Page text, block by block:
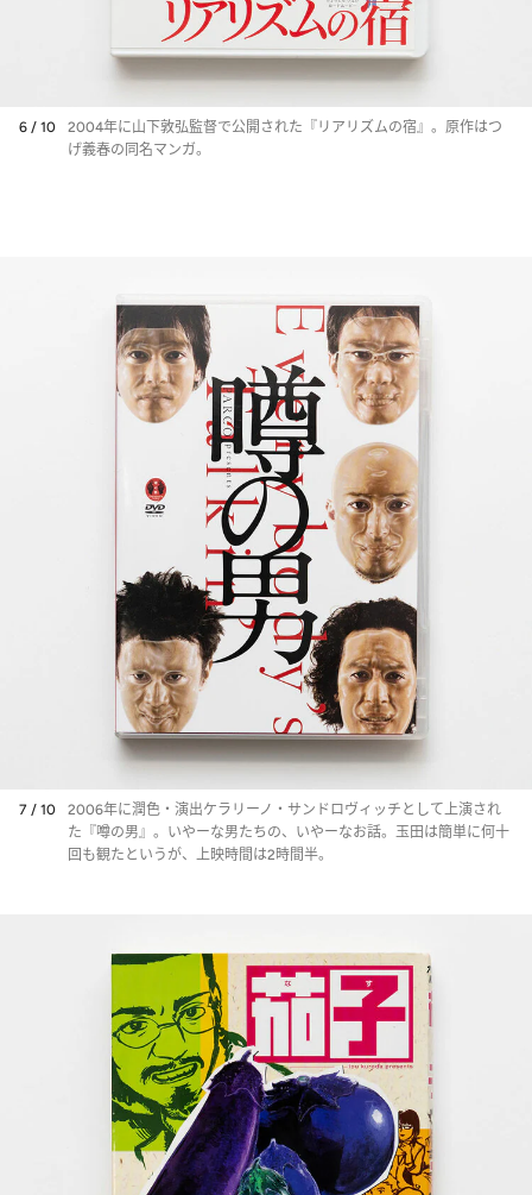
6 / 10
2004年に山下敦弘監督で公開された『リアリズムの宿』。原作はつ
げ義春の同名マンガ。
7 / 10
2006年に潤色・演出ケラリーノ・サンドロヴィッチとして上演され
た『噂の男』。いやーな男たちの、いやーなお話。玉田は簡単に何十
回も観たというが、上映時間は2時間半。